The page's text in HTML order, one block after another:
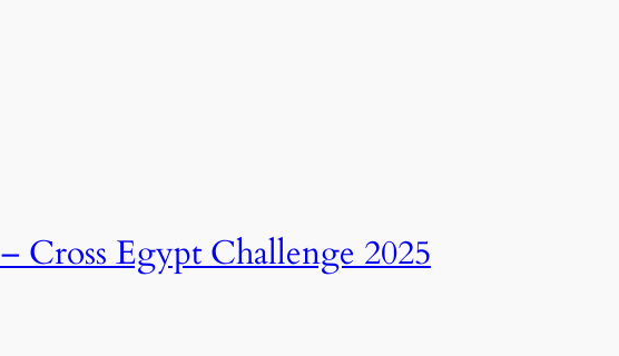
انطلاق النسخة الرابعة عشرة من رالي تحدي عبور مصر – Cross Egypt Challenge 2025